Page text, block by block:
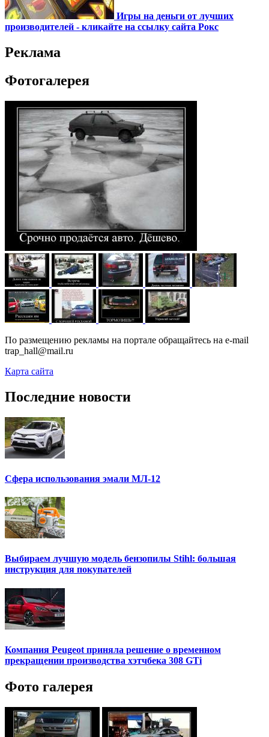
Игры на деньги от лучших
производителей - кликайте на ссылку сайта Рокс
Реклама
Фотогалерея
По размещению рекламы на портале обращайтесь на e-mail
trap_hall@mail.ru
Карта сайта
Последние новости
Сфера использования эмали МЛ-12
Выбираем лучшую модель бензопилы Stihl: большая
инструкция для покупателей
Компания Peugeot приняла решение о временном
прекращении производства хэтчбека 308 GTi
Фото галерея